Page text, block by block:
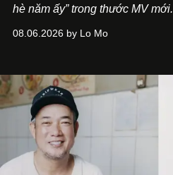
hè năm ấy” trong thước MV mới.
08.06.2026 by Lo Mo